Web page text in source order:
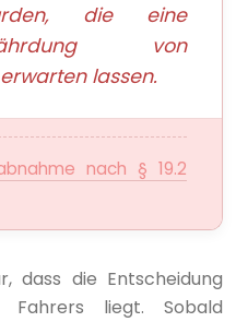
die eine
von
lassen.
nach § 19.2
dass die Entscheidung
liegt. Sobald